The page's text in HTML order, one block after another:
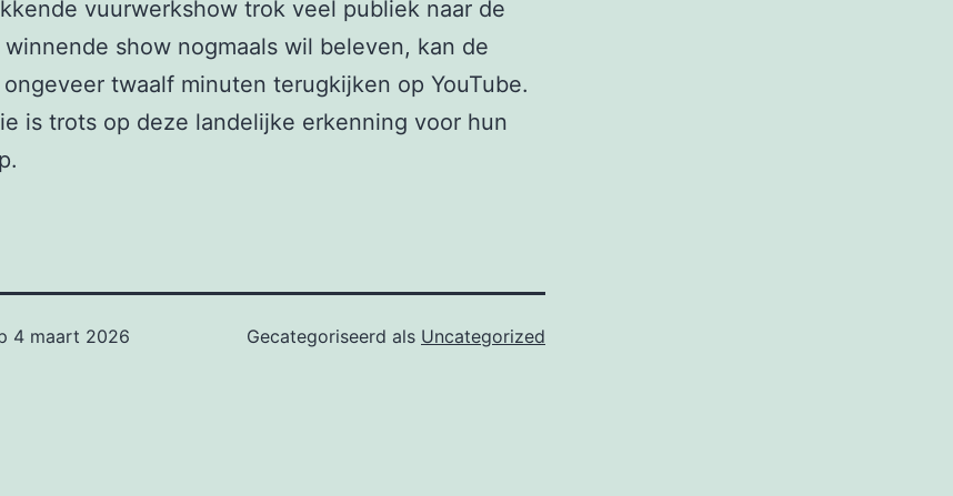
vuurwerkshow trok veel publiek naar de
show nogmaals wil beleven, kan de
twaalf minuten terugkijken op YouTube.
is trots op deze landelijke erkenning voor hun
4 maart 2026
Gecategoriseerd als Uncategorized